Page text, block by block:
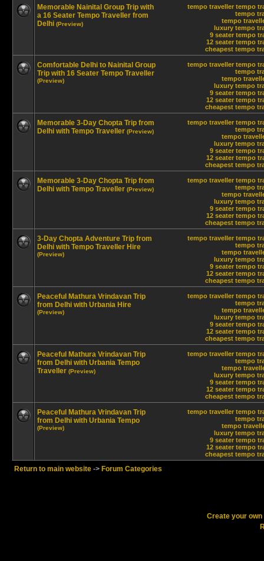
tempo traveller tempo
tempo
tempo
luxury tempo
9 seater tempo
12 seater tempo
cheapest tempo
Memorable Nainital Group Trip with
a 16 Seater Tempo Traveller from
Delhi (Preview)
tempo traveller tempo
tempo
tempo
luxury tempo
9 seater tempo
12 seater tempo
cheapest tempo
Comfortable Delhi to Nainital Group
Trip with 16 Seater Tempo Traveller
(Preview)
tempo traveller tempo
tempo
tempo
luxury tempo
9 seater tempo
12 seater tempo
cheapest tempo
Memorable 3-Day Chopta Trip from
Delhi with Tempo Traveller (Preview)
tempo traveller tempo
tempo
tempo
luxury tempo
9 seater tempo
12 seater tempo
cheapest tempo
Memorable 3-Day Chopta Trip from
Delhi with Tempo Traveller (Preview)
tempo traveller tempo
tempo
tempo
luxury tempo
9 seater tempo
12 seater tempo
cheapest tempo
3-Day Chopta Adventure Trip from
Delhi with Tempo Traveller Hire
(Preview)
tempo traveller tempo
tempo
tempo
luxury tempo
9 seater tempo
12 seater tempo
cheapest tempo
Peaceful Mathura Vrindavan Trip
from Delhi with Urbania Hire
(Preview)
tempo traveller tempo
tempo
tempo
luxury tempo
9 seater tempo
12 seater tempo
cheapest tempo
Peaceful Mathura Vrindavan Trip
from Delhi with Urbania Tempo
Traveller (Preview)
tempo traveller tempo
tempo
tempo
luxury tempo
9 seater tempo
12 seater tempo
cheapest tempo
Peaceful Mathura Vrindavan Trip
from Delhi with Urbania Tempo
(Preview)
Return to main website -> Forum Categories
Create your own